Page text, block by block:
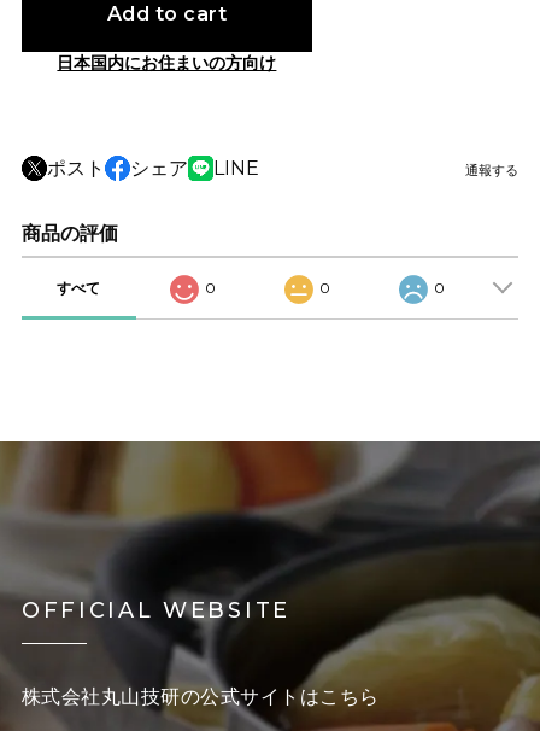
Add to cart
日本国内にお住まいの方向け
ポスト シェア LINE 通報する
商品の評価
すべて 0 0 0
OFFICIAL WEBSITE
株式会社丸山技研の公式サイトはこちら